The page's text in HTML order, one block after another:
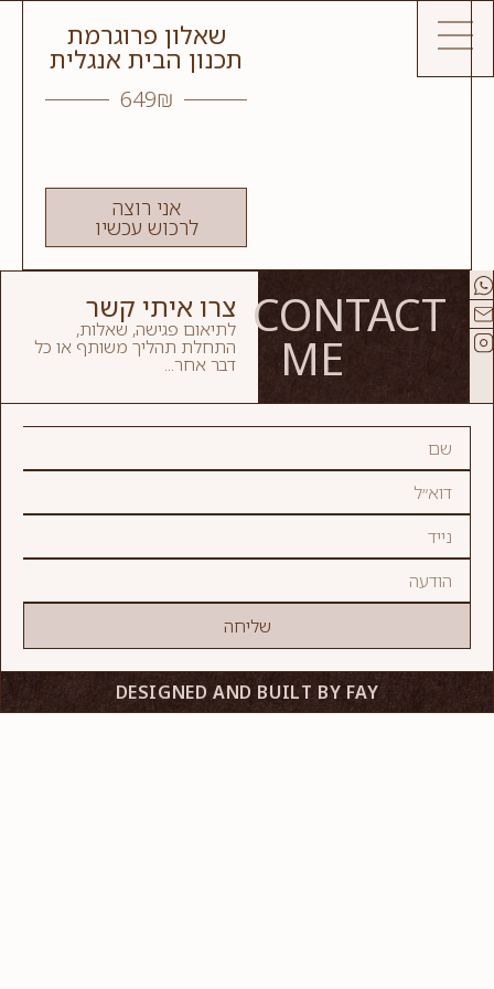
שאלון פרוגרמת
תכנון הבית אנגלית
649₪
אני רוצה
לרכוש עכשיו
CONTACT
ME
צרו איתי קשר
לתיאום פגישה, שאלות,
התחלת תהליך משותף או כל
דבר אחר...
שליחה
DESIGNED AND BUILT BY FAY